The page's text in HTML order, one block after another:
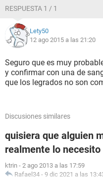
RESPUESTA 1 / 1
Lety50
12 ago 2015 a las 21:20
Seguro que es muy
y confirmar con una de
que los legrados no son
Discusiones similares
quisiera que alguien
realmente lo necesito
ktrin - 2 ago 2013 a las 17:59
Rafael34 - 9 dic 2021 a las